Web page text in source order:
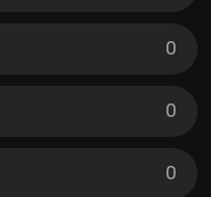
0
0
0